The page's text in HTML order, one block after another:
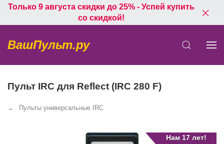
Только 9 августа скидки до 25% - Успей купить
со скидкой!
ВашПульт.ру
Пульт IRC для Reflect (IRC 280 F)
Пульты универсальные IRC
Нам 17 лет!